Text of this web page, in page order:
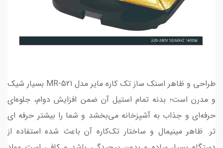
طراحی و ظاهر اسنک ساز تک کاره مایر مدل MR-521 بسیار شیک
و مدرن است؛ بدنه تمام استیل آن ضمن افزایش دوام، جلوه‌ای
حرفه‌ای و جذاب به آشپزخانه می‌بخشد و شما را بیشتر حرفه ای
تر. ظاهر مینیمال و ساختار تک‌کاره آن باعث شده استفاده از